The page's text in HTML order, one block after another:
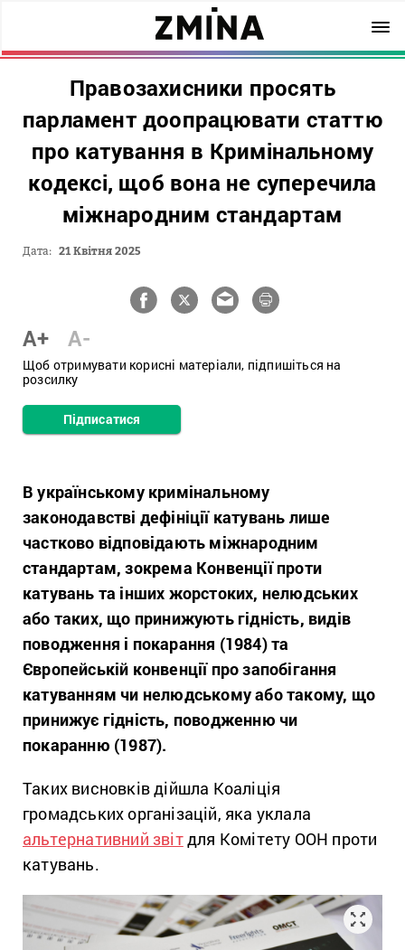
Правозахисники просять
парламент доопрацювати статтю
про катування в Кримінальному
кодексі, щоб вона не суперечила
міжнародним стандартам
Дата: 21 Квітня 2025
A+ A-
Щоб отримувати корисні матеріали, підпишіться на
розсилку
Підписатися
В українському кримінальному
законодавстві дефініції катувань лише
частково відповідають міжнародним
стандартам, зокрема Конвенції проти
катувань та інших жорстоких, нелюдських
або таких, що принижують гідність, видів
поводження і покарання (1984) та
Європейській конвенції про запобігання
катуванням чи нелюдському або такому, що
принижує гідність, поводженню чи
покаранню (1987).
Таких висновків дійшла Коаліція
громадських організацій, яка уклала
альтернативний звітдля Комітету ООН проти
катувань.